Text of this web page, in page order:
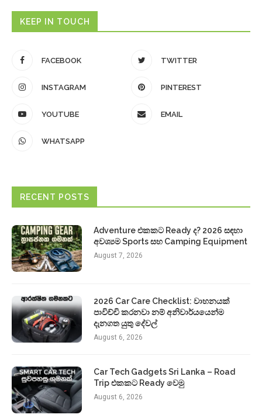
KEEP IN TOUCH
FACEBOOK TWITTER
INSTAGRAM PINTEREST
YOUTUBE EMAIL
WHATSAPP
RECENT POSTS
Adventure එකකට Ready ද? 2026 සඳහා
අවශ්‍යම Sports සහ Camping Equipment
August 7, 2026
2026 Car Care Checklist: වාහනයක්
පාවිච්චි කරනවා නම් අනිවාර්යයෙන්ම
දැනගත යුතු දේවල්
August 6, 2026
Car Tech Gadgets Sri Lanka – Road
Trip එකකට Ready වෙමු
August 6, 2026